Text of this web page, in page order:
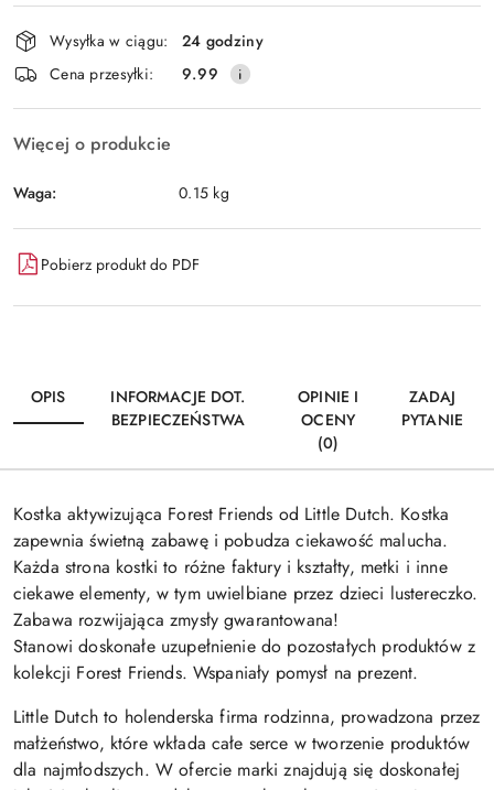
Wyślij
Dostępność
i
dostawa
Wysyłka w ciągu:
24 godziny
Cena przesyłki:
9.99
Więcej o produkcie
Waga: 0.15 kg
Pobierz produkt do PDF
OPIS
INFORMACJE DOT.
BEZPIECZEŃSTWA
OPINIE I
OCENY
(0)
ZADAJ
PYTANIE
Kostka aktywizująca Forest Friends od Little Dutch. Kostka
zapewnia świetną zabawę i pobudza ciekawość malucha.
Każda strona kostki to różne faktury i kształty, metki i inne
ciekawe elementy, w tym uwielbiane przez dzieci lustereczko.
Zabawa rozwijająca zmysły gwarantowana!
Stanowi doskonałe uzupełnienie do pozostałych produktów z
kolekcji Forest Friends. Wspaniały pomysł na prezent.
Little Dutch to holenderska firma rodzinna, prowadzona przez
małżeństwo, które wkłada całe serce w tworzenie produktów
dla najmłodszych. W ofercie marki znajdują się doskonałej